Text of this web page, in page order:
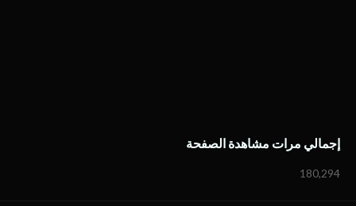
إجمالي مرات مشاهدة الصفحة
180,294